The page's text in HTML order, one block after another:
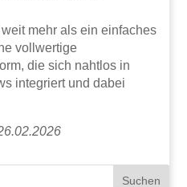
mehr als ein einfaches
vollwertige
die sich nahtlos in
integriert und dabei